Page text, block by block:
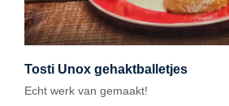
Tosti Unox gehaktballetjes
Echt werk van gemaakt!